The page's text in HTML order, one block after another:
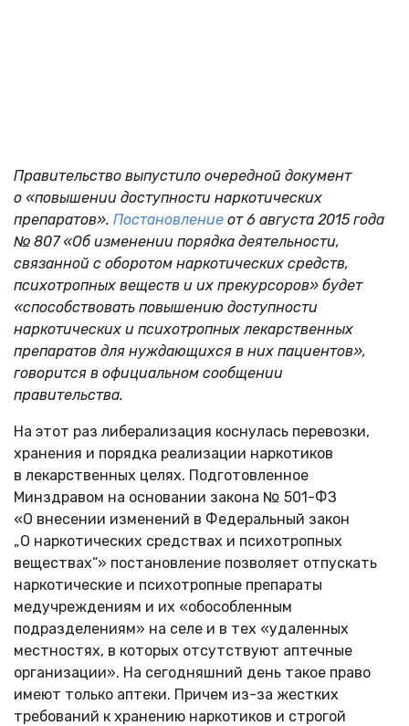
Правительство выпустило очередной документ
о «повышении доступности наркотических
препаратов». Постановление от 6 августа 2015 года
№ 807 «Об изменении порядка деятельности,
связанной с оборотом наркотических средств,
психотропных веществ и их прекурсоров» будет
«способствовать повышению доступности
наркотических и психотропных лекарственных
препаратов для нуждающихся в них пациентов»,
говорится в официальном сообщении
правительства.
На этот раз либерализация коснулась перевозки,
хранения и порядка реализации наркотиков
в лекарственных целях. Подготовленное
Минздравом на основании закона № 501-ФЗ
«О внесении изменений в Федеральный закон
„О наркотических средствах и психотропных
веществах“» постановление позволяет отпускать
наркотические и психотропные препараты
медучреждениям и их «обособленным
подразделениям» на селе и в тех «удаленных
местностях, в которых отсутствуют аптечные
организации». На сегодняшний день такое право
имеют только аптеки. Причем из-за жестких
требований к хранению наркотиков и строгой